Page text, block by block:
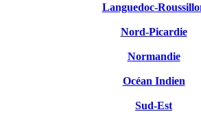
Languedoc-
Nord-Picardie
Normandie
Océan Indien
Sud-Est